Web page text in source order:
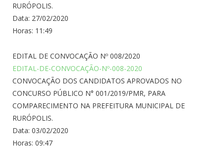
RURÓPOLIS.
Data: 27/02/2020
Horas: 11:49
EDITAL DE CONVOCAÇÃO Nº 008/2020
EDITAL-DE-CONVOCAÇÃO-Nº-008-2020
CONVOCAÇÃO DOS CANDIDATOS APROVADOS NO
CONCURSO PÚBLICO N° 001/2019/PMR, PARA
COMPARECIMENTO NA PREFEITURA MUNICIPAL DE
RURÓPOLIS.
Data: 03/02/2020
Horas: 09:47